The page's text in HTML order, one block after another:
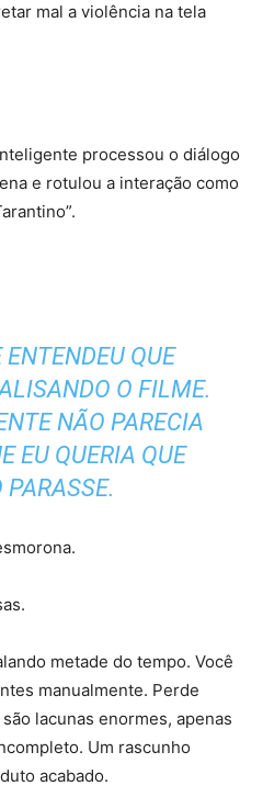
mal a violência na tela
processou o diálogo
e rotulou a interação como
QUE
O FILME.
NÃO PARECIA
EU QUERIA QUE
metade do tempo. Você
manualmente. Perde
lacunas enormes, apenas
Um rascunho
acabado.